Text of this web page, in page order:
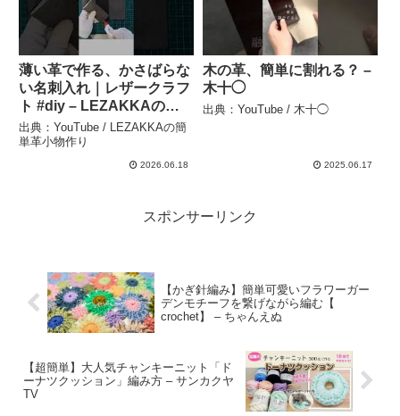
薄い革で作る、かさばらな
い名刺入れ｜レザークラフ
ト #diy – LEZAKKAの簡
単革小物作り
出典：YouTube / LEZAKKAの簡
単革小物作り
2026.06.18
木の革、簡単に割れる？ –
木十◯
出典：YouTube / 木十◯
2025.06.17
スポンサーリンク
【かぎ針編み】簡単可愛いフラワーガー
デンモチーフを繋げながら編む【
crochet】 – ちゃんえぬ
【超簡単】大人気チャンキーニット「ド
ーナツクッション」編み方 – サンカクヤ
TV